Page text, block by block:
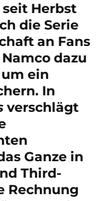
Herbst
die Serie
an Fans
dazu
ein
In
verschlägt
Ganze in
Third-
Rechnung